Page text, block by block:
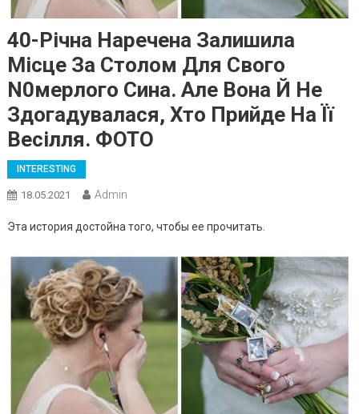
40-Річна Наречена Залишила
Місце За Столом Для Свого
N0мерлого Сина. Але Вона Й Не
Здогадувалася, Хто Прийде На Її
Весілля. ФОТО
INTERESTING
18.05.2021 Admin
Эта история достойна того, чтобы ее прочитать.